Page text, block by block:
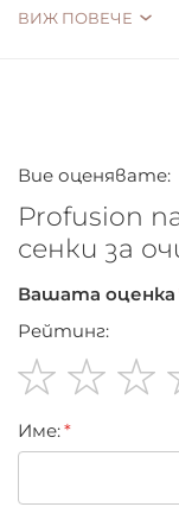
подчертаване
ВИЖ ПОВЕЧЕ
Вие оценявате:
Profusion
сенки за
Вашата оценка
Рейтинг:
star
stars
stars
stars
stars
Име: